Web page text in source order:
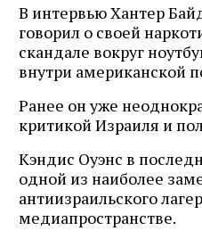
В интервью Хантер
говорил о своей
скандале вокруг
внутри американской
Ранее он уже
критикой Израиля и
Кэндис Оуэнс в
одной из наиболее
антиизраильского
медиапространстве.